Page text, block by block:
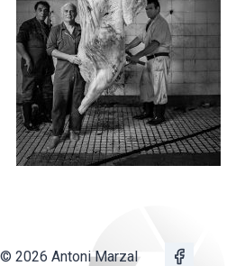
© 2026 Antoni Marzal